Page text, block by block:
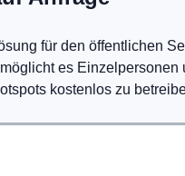
für den öffentlichen
es Einzelpersonen
kostenlos zu